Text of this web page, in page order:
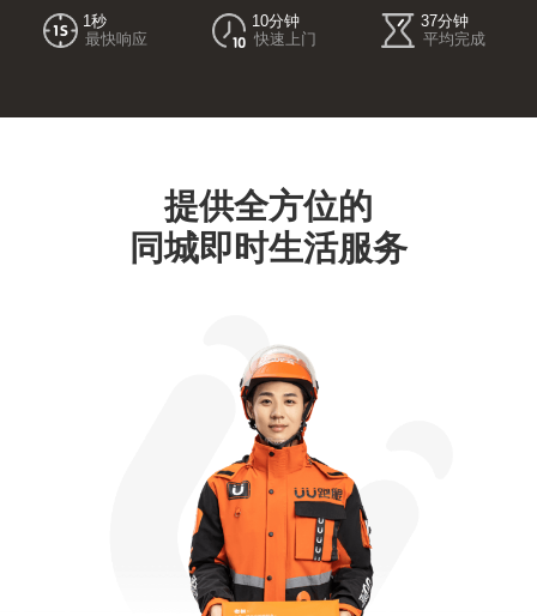
1秒
最快响应
10分钟
快速上门
37分钟
平均完成
提供全方位的
同城即时生活服务